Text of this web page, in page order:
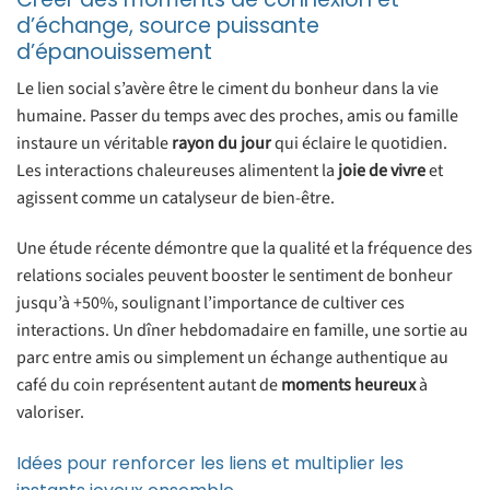
d’échange, source puissante
d’épanouissement
Le lien social s’avère être le ciment du bonheur dans la vie
humaine. Passer du temps avec des proches, amis ou famille
instaure un véritablerayon du jourqui éclaire le quotidien.
Les interactions chaleureuses alimentent la joie de vivreet
agissent comme un catalyseur de bien-être.
Une étude récente démontre que la qualité et la fréquence des
relations sociales peuvent booster le sentiment de bonheur
jusqu’à +50%, soulignant l’importance de cultiver ces
interactions. Un dîner hebdomadaire en famille, une sortie au
parc entre amis ou simplement un échange authentique au
café du coin représentent autant demoments heureuxà
valoriser.
Idées pour renforcer les liens et multiplier les